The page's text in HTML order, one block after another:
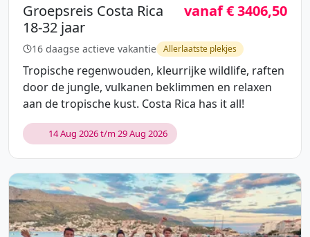
Groepsreis Costa Rica
18-32 jaar
vanaf € 3406,50
16 daagse actieve vakantie Allerlaatste plekjes
Tropische regenwouden, kleurrijke wildlife, raften
door de jungle, vulkanen beklimmen en relaxen
aan de tropische kust. Costa Rica has it all!
14 Aug 2026 t/m 29 Aug 2026